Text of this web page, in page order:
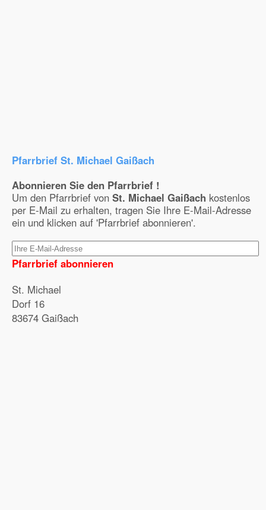
Pfarrbrief St. Michael Gaißach
Abonnieren Sie den Pfarrbrief !
Um den Pfarrbrief von St. Michael Gaißach kostenlos
per E-Mail zu erhalten, tragen Sie Ihre E-Mail-Adresse
ein und klicken auf 'Pfarrbrief abonnieren'.
Pfarrbrief abonnieren
St. Michael
Dorf 16
83674 Gaißach